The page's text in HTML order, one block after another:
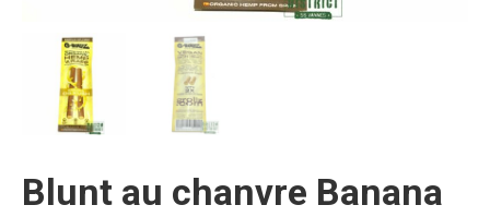
Blunt au chanvre Banana